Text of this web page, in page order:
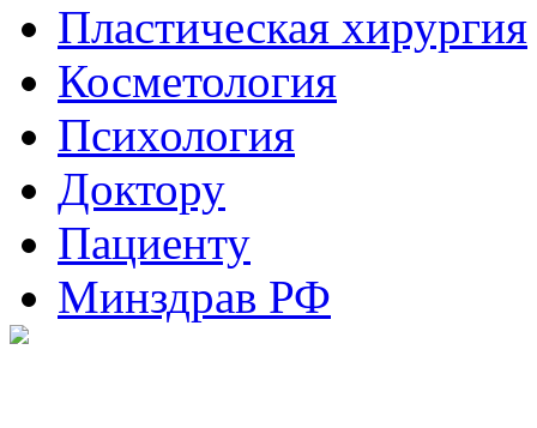
Пластическая хирургия
Косметология
Психология
Доктору
Пациенту
Минздрав РФ